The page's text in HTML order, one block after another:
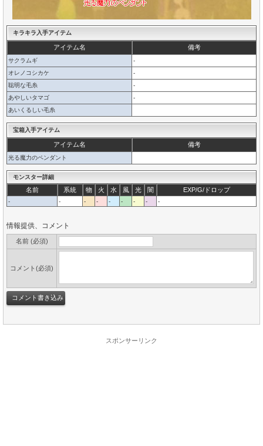
キラキラ入手アイテム
アイテム名 備考
サクラムギ
-
オレノコシカケ
-
聡明な毛糸
-
あやしいタマゴ
-
あいくるしい毛糸
宝箱入手アイテム
アイテム名 備考
光る魔力のペンダント
モンスター詳細
名前 系統 物 火 水 風 光 闇 EXP/G/ドロップ
- - - - - - - - -
情報提供、コメント
名前 (必須)
コメント(必須)
スポンサーリンク